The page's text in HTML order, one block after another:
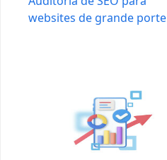
websites de grande porte